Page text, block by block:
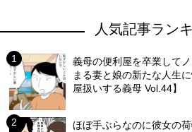
人気記事ラン
義母の便利屋を卒業して
まる妻と娘の新たな人生
屋扱いする義母 Vol.44】
ほぼ手ぶらなのに彼女の